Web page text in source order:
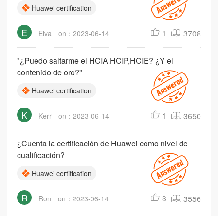
Huawei certification
E Elva on：2023-06-14 1 3708
"¿Puedo saltarme el HCIA,HCIP,HCIE? ¿Y el
contenido de oro?"
Huawei certification
K Kerr on：2023-06-14 1 3650
¿Cuenta la certificación de Huawei como nivel de
cualificación?
Huawei certification
R Ron on：2023-06-14 3 3556